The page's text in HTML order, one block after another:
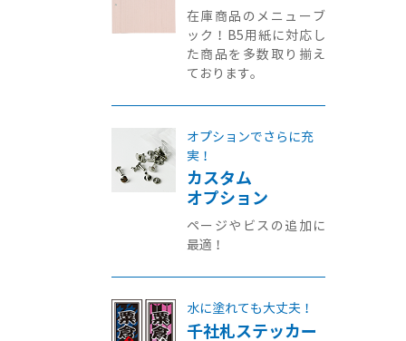
在庫商品のメニューブ
ック！B5用紙に対応し
た商品を多数取り揃え
ております。
オプションでさらに充
実！
カスタム
オプション
ページやビスの追加に
最適！
水に塗れても大丈夫！
千社札ステッカー